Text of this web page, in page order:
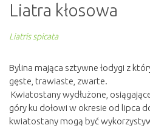
Liatra kłosowa
Liatris spicata
Bylina mająca sztywne łodygi z
gęste, trawiaste, zwarte.
Kwiatostany wydłużone,
góry ku dołowi w okresie od lipca
kwiatostany mogą być